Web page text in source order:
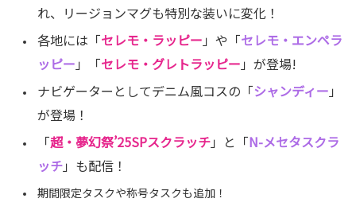
れ、リージョンマグも特別な装いに変化！
各地には「セレモ・ラッピー 」や「セレモ・エンペラ
ッピー 」「セレモ・グレトラッピー 」が登場!
ナビゲーターとしてデニム風コスの「シャンディー 」
が登場！
「超・夢幻祭’25SPスクラッチ」と「N-メセタスクラ
ッチ」も配信！
期間限定タスクや称号タスクも追加！